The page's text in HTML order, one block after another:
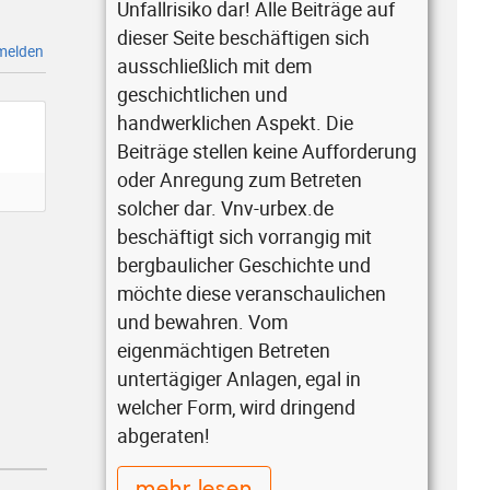
Unfallrisiko dar! Alle Beiträge auf
dieser Seite beschäftigen sich
ausschließlich mit dem
geschichtlichen und
handwerklichen Aspekt. Die
Beiträge stellen keine Aufforderung
oder Anregung zum Betreten
solcher dar. Vnv-urbex.de
beschäftigt sich vorrangig mit
bergbaulicher Geschichte und
möchte diese veranschaulichen
und bewahren. Vom
eigenmächtigen Betreten
untertägiger Anlagen, egal in
welcher Form, wird dringend
abgeraten!